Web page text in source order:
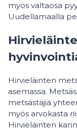
myös valtaosa
Uudellamaalla
Hirvieläinten
asemassa.
metsästäjiä
myös arvokasta
Hirvieläinten